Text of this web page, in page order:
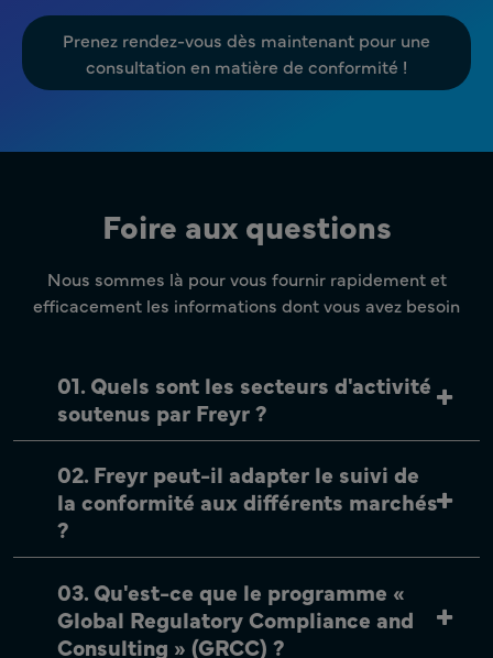
Prenez rendez-vous dès maintenant pour une
consultation en matière de conformité !
Foire aux questions
Nous sommes là pour vous fournir rapidement et
efficacement les informations dont vous avez besoin
01. Quels sont les secteurs d'activité
soutenus par Freyr ?
02. Freyr peut-il adapter le suivi de
la conformité aux différents marchés
?
03. Qu'est-ce que le programme «
Global Regulatory Compliance and
Consulting » (GRCC) ?